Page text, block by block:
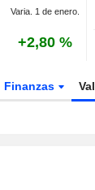
Varia. 1 de enero.
+2,80 %
Finanzas